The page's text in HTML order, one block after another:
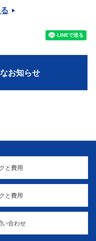
お知らせ
と費用
と費用
い合わせ